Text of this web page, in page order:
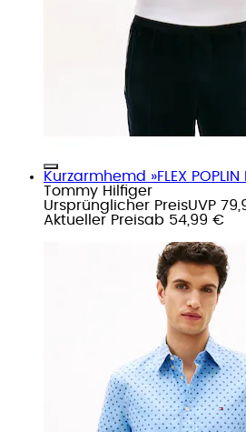
Kurzarmhemd »FLEX
Tommy Hilfiger
Ursprünglicher PreisUVP
Aktueller Preisab 54,99 €